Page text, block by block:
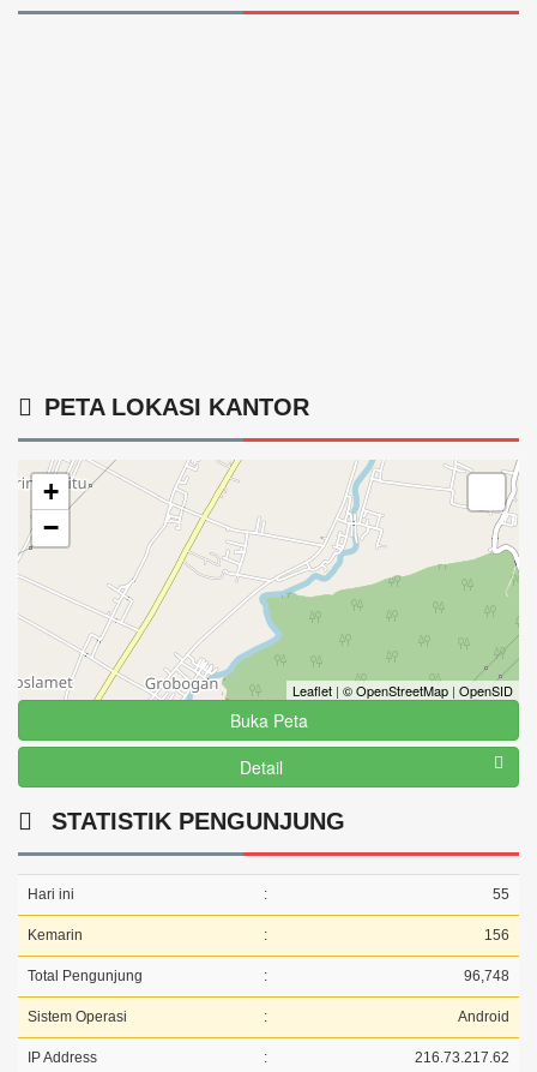
PETA LOKASI KANTOR
+
−
Leaflet | © OpenStreetMap | OpenSID
Buka Peta
Detail
STATISTIK PENGUNJUNG
Hari ini : 55
Kemarin : 156
Total Pengunjung : 96,748
Sistem Operasi : Android
IP Address : 216.73.217.62